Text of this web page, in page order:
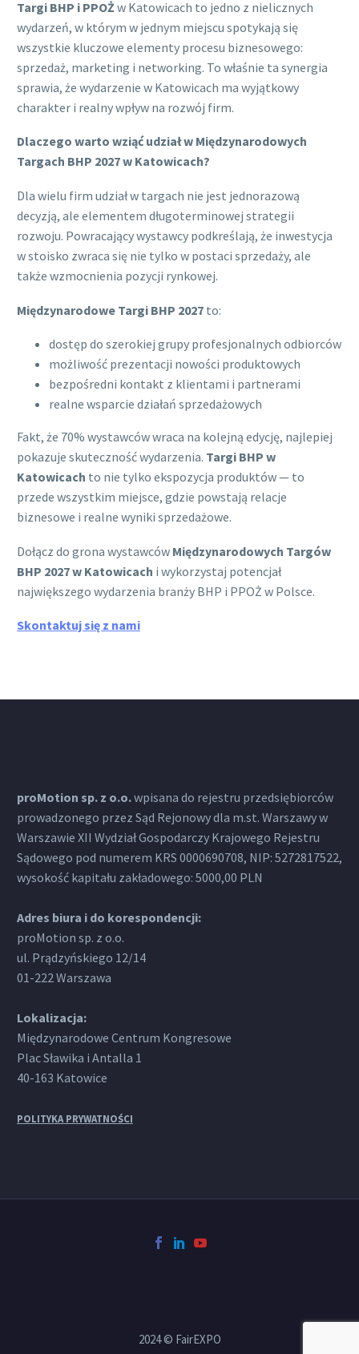
Targi BHP i PPOŻ w Katowicach to jedno z nielicznych
wydarzeń, w którym w jednym miejscu spotykają się
wszystkie kluczowe elementy procesu biznesowego:
sprzedaż, marketing i networking. To właśnie ta synergia
sprawia, że wydarzenie w Katowicach ma wyjątkowy
charakter i realny wpływ na rozwój firm.
Dlaczego warto wziąć udział w Międzynarodowych
Targach BHP 2027 w Katowicach?
Dla wielu firm udział w targach nie jest jednorazową
decyzją, ale elementem długoterminowej strategii
rozwoju. Powracający wystawcy podkreślają, że inwestycja
w stoisko zwraca się nie tylko w postaci sprzedaży, ale
także wzmocnienia pozycji rynkowej.
Międzynarodowe Targi BHP 2027 to:
dostęp do szerokiej grupy profesjonalnych odbiorców
możliwość prezentacji nowości produktowych
bezpośredni kontakt z klientami i partnerami
realne wsparcie działań sprzedażowych
Fakt, że 70% wystawców wraca na kolejną edycję, najlepiej
pokazuje skuteczność wydarzenia. Targi BHP w
Katowicach to nie tylko ekspozycja produktów — to
przede wszystkim miejsce, gdzie powstają relacje
biznesowe i realne wyniki sprzedażowe.
Dołącz do grona wystawców Międzynarodowych Targów
BHP 2027 w Katowicach i wykorzystaj potencjał
największego wydarzenia branży BHP i PPOŻ w Polsce.
Skontaktuj się z nami
proMotion sp. z o.o.wpisana do rejestru przedsiębiorców
prowadzonego przez Sąd Rejonowy dla m.st. Warszawy w
Warszawie XII Wydział Gospodarczy Krajowego Rejestru
Sądowego pod numerem KRS 0000690708, NIP: 5272817522,
wysokość kapitału zakładowego: 5000,00 PLN
Adres biura i do korespondencji:
proMotion sp. z o.o.
ul. Prądzyńskiego 12/14
01-222 Warszawa
Lokalizacja:
Międzynarodowe Centrum Kongresowe
Plac Sławika i Antalla 1
40-163 Katowice
POLITYKA PRYWATNOŚCI
2024 © FairEXPO